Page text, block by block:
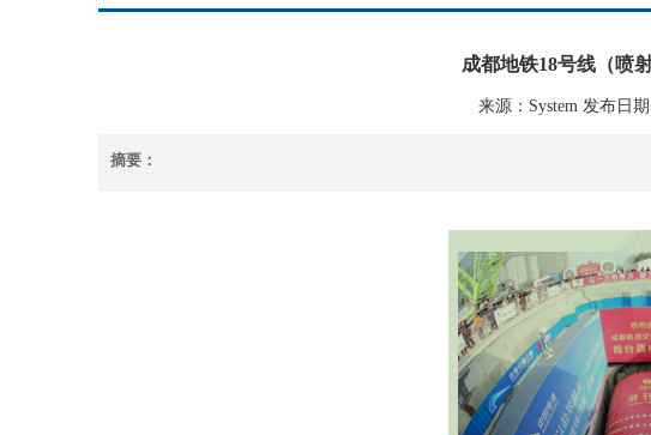
成都地铁18号线（喷
来源：System 发布日
摘要：